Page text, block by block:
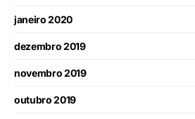
janeiro 2020
dezembro 2019
novembro 2019
outubro 2019